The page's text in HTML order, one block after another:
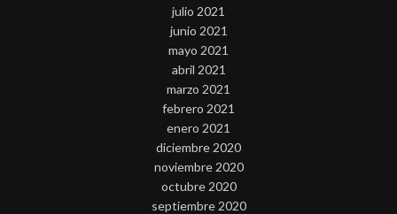
julio 2021
junio 2021
mayo 2021
abril 2021
marzo 2021
febrero 2021
enero 2021
diciembre 2020
noviembre 2020
octubre 2020
septiembre 2020